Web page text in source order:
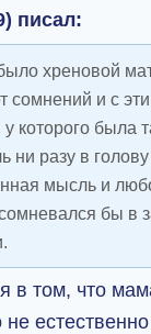
писал:
хреновой
сомнений и с
которого была
ни разу в
мысль и
бы в
в том, что